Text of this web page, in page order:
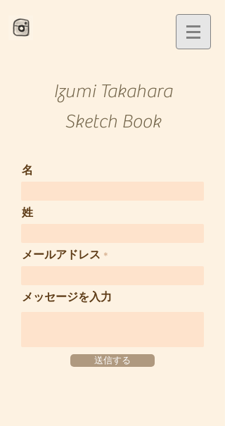
Izumi Takahara
​Sketch Book
名
姓
メールアドレス
メッセージを入力
送信する